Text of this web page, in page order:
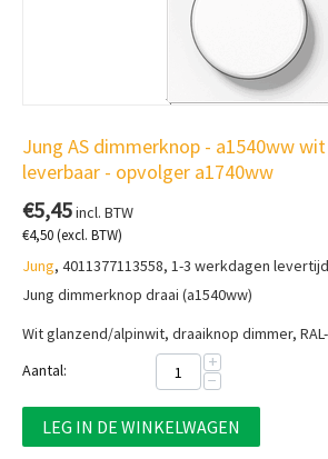
Jung AS dimmerknop - a1540ww
leverbaar - opvolger a1740ww
€5,45incl. BTW
€4,50(excl. BTW)
Jung, 4011377113558, 1-3 werkdagen levertijd
Jung dimmerknop draai (a1540ww)
Wit glanzend/alpinwit, draaiknop dimmer,
Aantal:
+
−
LEG IN DE WINKELWAGEN